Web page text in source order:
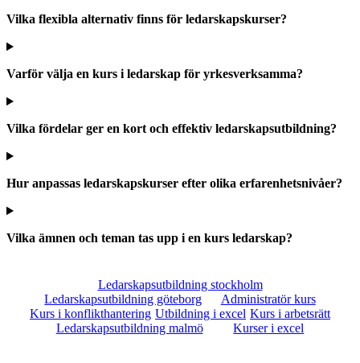
Vilka flexibla alternativ finns för ledarskapskurser?
Varför välja en kurs i ledarskap för yrkesverksamma?
Vilka fördelar ger en kort och effektiv ledarskapsutbildning?
Hur anpassas ledarskapskurser efter olika erfarenhetsnivåer?
Vilka ämnen och teman tas upp i en kurs ledarskap?
Ledarskapsutbildning stockholm
Ledarskapsutbildning göteborg
Administratör kurs
Kurs i konflikthantering Utbildning i excel Kurs i arbetsrätt
Ledarskapsutbildning malmö
Kurser i excel